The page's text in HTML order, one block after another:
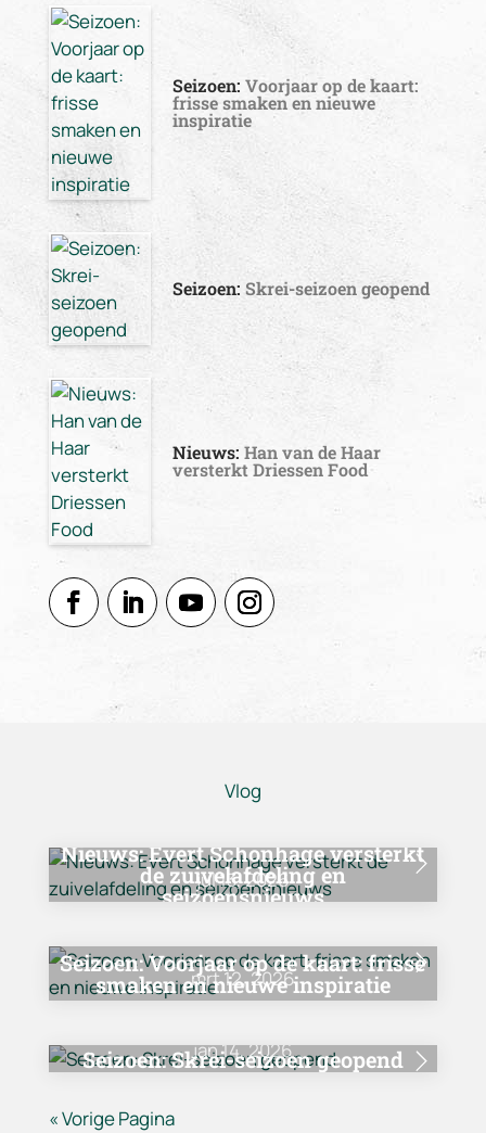
Seizoen: Voorjaar op de kaart:
frisse smaken en nieuwe
inspiratie
Seizoen: Skrei-seizoen geopend
Nieuws: Han van de Haar
versterkt Driessen Food
Vlog
Nieuws:Evert Schonhage versterkt
de zuivelafdeling en
seizoensnieuws
jul 13, 2026
Seizoen:Voorjaar op de kaart: frisse
smaken en nieuwe inspiratie
mrt 12, 2026
Seizoen:Skrei-seizoen geopend
jan 14, 2026
« Vorige Pagina